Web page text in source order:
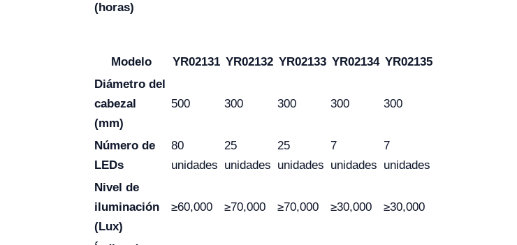
(horas)
Modelo YR02131 YR02132 YR02133 YR02134 YR02135
Diámetro del
cabezal
(mm)
500 300 300 300 300
Número de
LEDs
80
unidades
25
unidades
25
unidades
7
unidades
7
unidades
Nivel de
iluminación
(Lux)
≥60,000 ≥70,000 ≥70,000 ≥30,000 ≥30,000